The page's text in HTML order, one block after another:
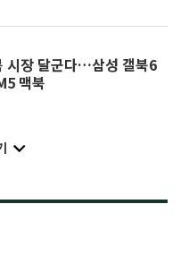
시장 달군다…삼성 갤북6
맥북